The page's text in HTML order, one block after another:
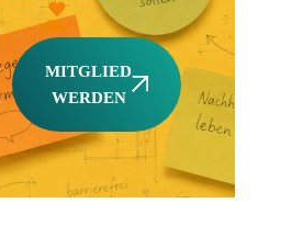
MITGLIED
WERDEN